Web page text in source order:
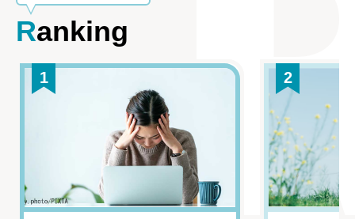
Ranking
1 2